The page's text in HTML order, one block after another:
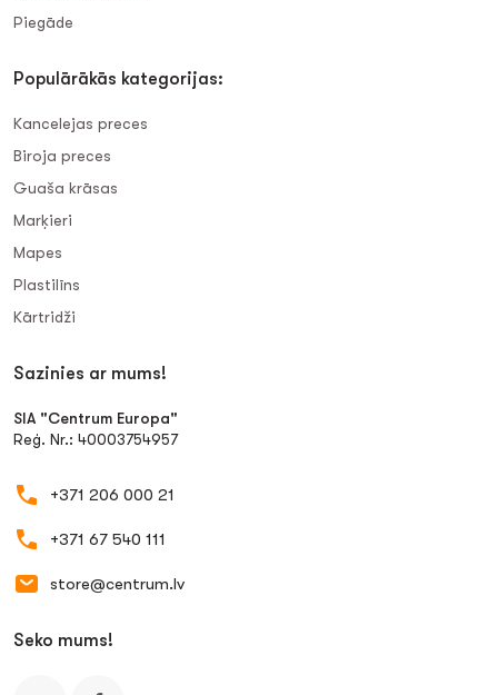
Piegāde
Populārākās kategorijas:
Kancelejas preces
Biroja preces
Guaša krāsas
Marķieri
Mapes
Plastilīns
Kārtridži
Sazinies ar mums!
SIA "Centrum Europa"
Reģ. Nr.: 40003754957
+371 206 000 21
+371 67 540 111
store@centrum.lv
Seko mums!